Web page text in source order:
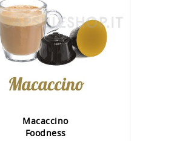
Macaccino
Foodness